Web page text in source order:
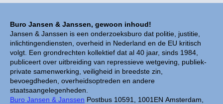
Buro Jansen & Janssen, gewoon inhoud!
Jansen & Janssen is een onderzoeksburo dat politie, justitie,
inlichtingendiensten, overheid in Nederland en de EU kritisch
volgt. Een grondrechten kollektief dat al 40 jaar, sinds 1984,
publiceert over uitbreiding van repressieve wetgeving, publiek-
private samenwerking, veiligheid in breedste zin,
bevoegdheden, overheidsoptreden en andere
staatsaangelegenheden.
Buro Jansen & Janssen Postbus 10591, 1001EN Amsterdam,